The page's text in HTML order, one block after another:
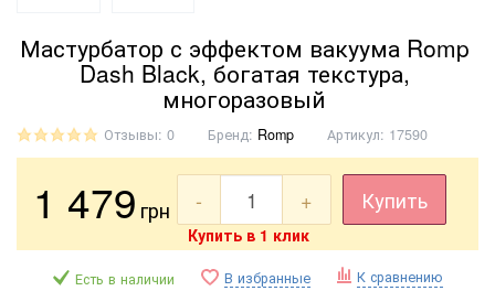
Мастурбатор с эффектом вакуума Romp
Dash Black, богатая текстура,
многоразовый
Отзывы: 0 Бренд: Romp Артикул: 17590
1 479 грн - + Купить
Купить в 1 клик
Есть в наличии В избранные К сравнению